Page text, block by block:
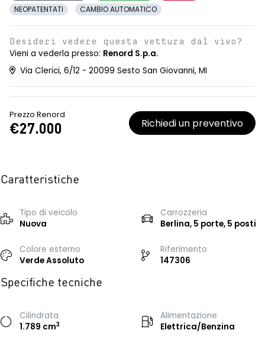
NEOPATENTATI
CAMBIO AUTOMATICO
Desideri vedere questa vettura dal vivo?
Vieni a vederla presso: Renord S.p.a.
Via Clerici, 6/12 - 20099 Sesto San Giovanni, MI
Prezzo Renord
€27.000 Richiedi un preventivo
Caratteristiche
Tipo di veicolo
Nuova
Carrozzeria
Berlina, 5 porte, 5 posti
Colore esterno
Verde Assoluto
Riferimento
147306
Specifiche tecniche
Cilindrata
1.789 cm3
Alimentazione
Elettrica/Benzina